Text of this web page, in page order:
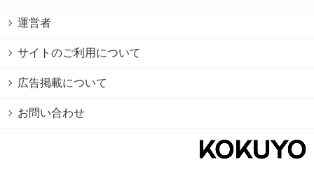
運営者
サイトのご利用について
広告掲載について
お問い合わせ